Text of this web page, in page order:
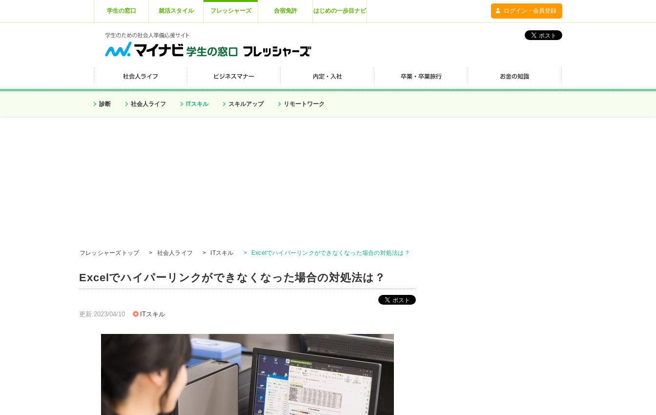
学生の窓口 就活スタイル フレッシャーズ 合宿免許 はじめの一歩目ナビ ログイン・会員登録
診断 社会人ライフ ITスキル スキルアップ リモートワーク
フレッシャーズトップ > 社会人ライフ > ITスキル > Excelでハイパーリンクができなくなった場合の対処法は？
Excelでハイパーリンクができなくなった場合の対処法は？
更新:2023/04/10 ITスキル